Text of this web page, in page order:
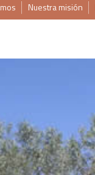
Nuestra misión